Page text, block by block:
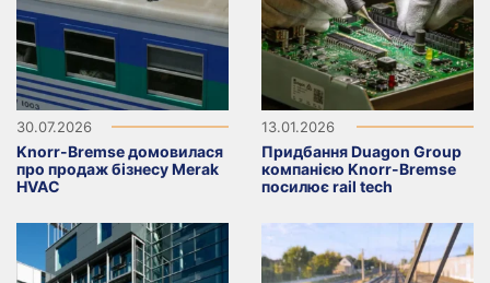
30.07.2026
Knorr-Bremse домовилася
про продаж бізнесу Merak
HVAC
13.01.2026
Придбання Duagon Group
компанією Knorr-Bremse
посилює rail tech